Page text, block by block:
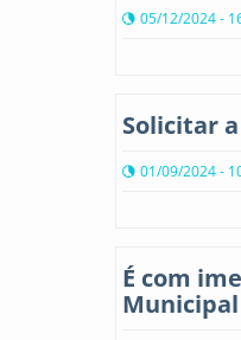
05/12/2024 -
Solicitar
01/09/2024 -
É com
Municipal